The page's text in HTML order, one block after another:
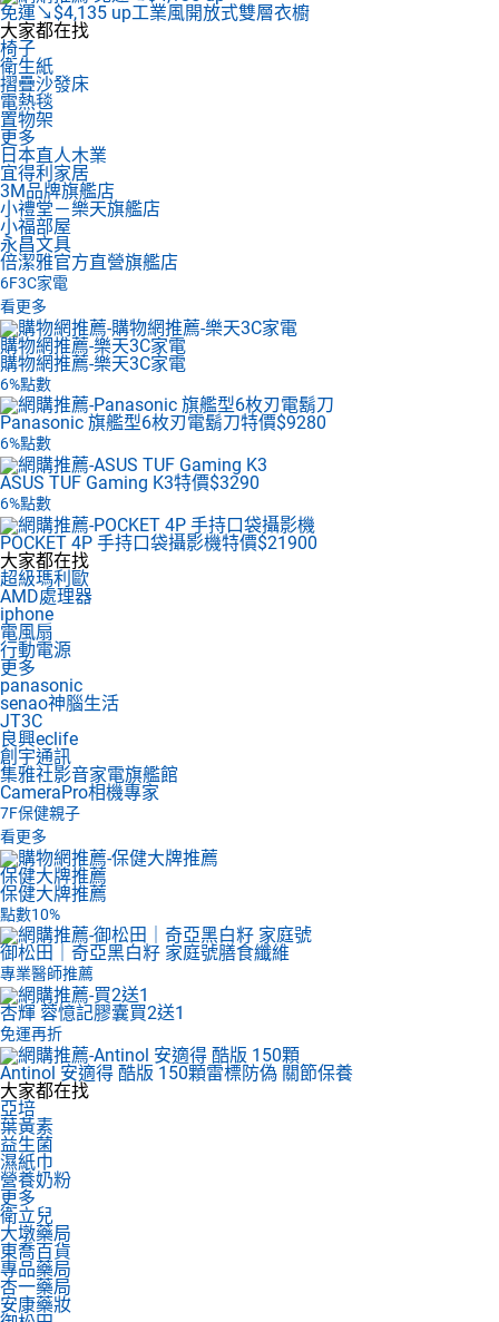
免運↘$4,135 up工業風開放式雙層衣櫥
大家都在找
椅子
衛生紙
摺疊沙發床
電熱毯
置物架
更多
日本直人木業
宜得利家居
3M品牌旗艦店
小禮堂－樂天旗艦店
小福部屋
永昌文具
倍潔雅官方直營旗艦店
6F3C家電
看更多
購物網推薦-樂天3C家電
購物網推薦-樂天3C家電
6%點數
Panasonic 旗艦型6枚刃電鬍刀特價$9280
6%點數
ASUS TUF Gaming K3特價$3290
6%點數
POCKET 4P 手持口袋攝影機特價$21900
大家都在找
超級瑪利歐
AMD處理器
iphone
電風扇
行動電源
更多
panasonic
senao神腦生活
JT3C
良興eclife
創宇通訊
集雅社影音家電旗艦館
CameraPro相機專家
7F保健親子
看更多
保健大牌推薦
保健大牌推薦
點數10%
御松田｜奇亞黑白籽 家庭號膳食纖維
專業醫師推薦
杏輝 蓉憶記膠囊買2送1
免運再折
Antinol 安適得 酷版 150顆雷標防偽 關節保養
大家都在找
亞培
葉黃素
益生菌
濕紙巾
營養奶粉
更多
衛立兒
大墩藥局
東喬百貨
專品藥局
杏一藥局
安康藥妝